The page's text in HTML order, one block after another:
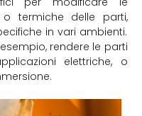
o termiche delle parti,
in vari ambienti.
rendere le parti
elettriche, o